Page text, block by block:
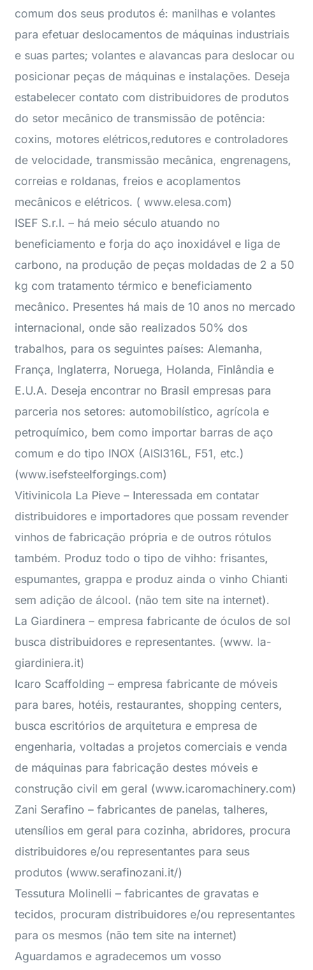
comum dos seus produtos é: manilhas e volantes
para efetuar deslocamentos de máquinas industriais
e suas partes; volantes e alavancas para deslocar ou
posicionar peças de máquinas e instalações. Deseja
estabelecer contato com distribuidores de produtos
do setor mecânico de transmissão de potência:
coxins, motores elétricos,redutores e controladores
de velocidade, transmissão mecânica, engrenagens,
correias e roldanas, freios e acoplamentos
mecânicos e elétricos. ( www.elesa.com)
ISEF S.r.l. – há meio século atuando no
beneficiamento e forja do aço inoxidável e liga de
carbono, na produção de peças moldadas de 2 a 50
kg com tratamento térmico e beneficiamento
mecânico. Presentes há mais de 10 anos no mercado
internacional, onde são realizados 50% dos
trabalhos, para os seguintes países: Alemanha,
França, Inglaterra, Noruega, Holanda, Finlândia e
E.U.A. Deseja encontrar no Brasil empresas para
parceria nos setores: automobilístico, agrícola e
petroquímico, bem como importar barras de aço
comum e do tipo INOX (AISI316L, F51, etc.)
(www.isefsteelforgings.com)
Vitivinicola La Pieve – Interessada em contatar
distribuidores e importadores que possam revender
vinhos de fabricação própria e de outros rótulos
também. Produz todo o tipo de vihho: frisantes,
espumantes, grappa e produz ainda o vinho Chianti
sem adição de álcool. (não tem site na internet).
La Giardinera – empresa fabricante de óculos de sol
busca distribuidores e representantes. (www. la-
giardiniera.it)
Icaro Scaffolding – empresa fabricante de móveis
para bares, hotéis, restaurantes, shopping centers,
busca escritórios de arquitetura e empresa de
engenharia, voltadas a projetos comerciais e venda
de máquinas para fabricação destes móveis e
construção civil em geral (www.icaromachinery.com)
Zani Serafino – fabricantes de panelas, talheres,
utensílios em geral para cozinha, abridores, procura
distribuidores e/ou representantes para seus
produtos (www.serafinozani.it/)
Tessutura Molinelli – fabricantes de gravatas e
tecidos, procuram distribuidores e/ou representantes
para os mesmos (não tem site na internet)
Aguardamos e agradecemos um vosso